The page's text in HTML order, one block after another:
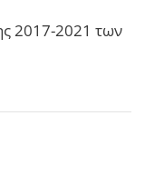
2017-2021 των